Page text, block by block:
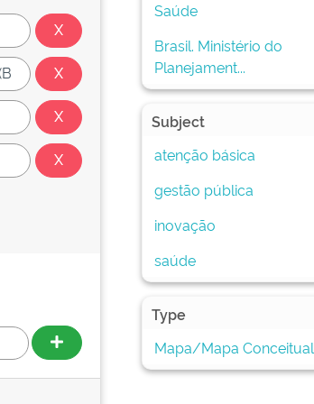
Saúde
Brasil. Ministério do
Planejament...
Subject
atenção básica
gestão pública
inovação
saúde
Type
Mapa/Mapa Conceitual